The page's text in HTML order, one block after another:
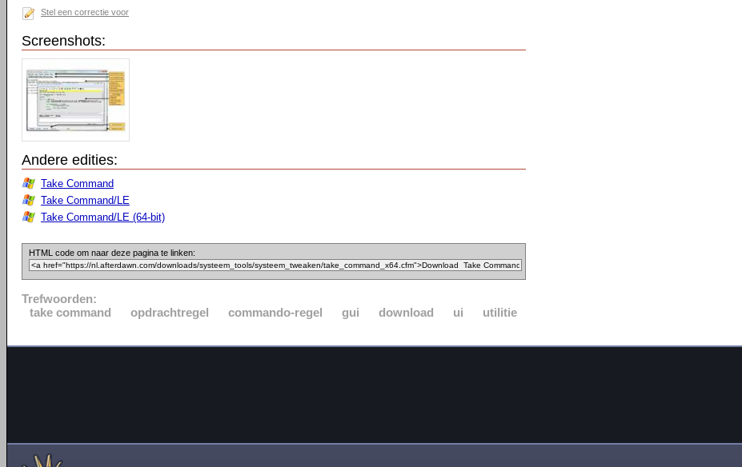
Stel een correctie voor
Screenshots:
Andere edities:
Take Command
Take Command/LE
Take Command/LE (64-bit)
HTML code om naar deze pagina te linken:
Trefwoorden:
take command
opdrachtregel commando-regel gui download ui utilitie